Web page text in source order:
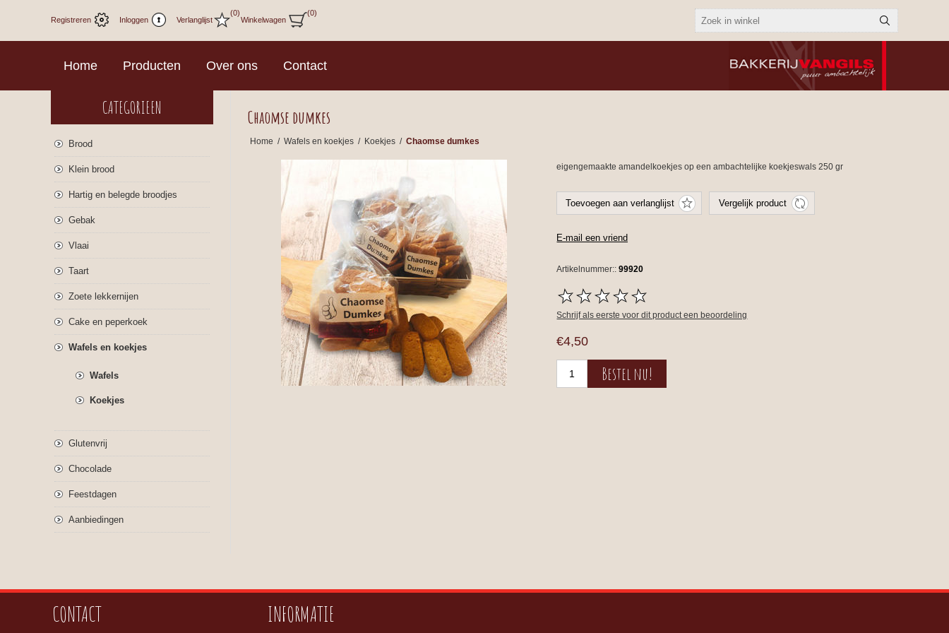
Registreren Inloggen Verlanglijst
(0)
Winkelwagen
(0)
Home Producten Over ons Contact
Chaomse dumkes
Home / Wafels en koekjes / Koekjes / Chaomse dumkes
eigengemaakte amandelkoekjes op een ambachtelijke koekjeswals 250 gr
Artikelnummer:: 99920
Schrijf als eerste voor dit product een beoordeling
€4,50
CATEGORIEEN
Brood
Klein brood
Hartig en belegde broodjes
Gebak
Vlaai
Taart
Zoete lekkernijen
Cake en peperkoek
Wafels en koekjes
Wafels
Koekjes
Glutenvrij
Chocolade
Feestdagen
Aanbiedingen
CONTACT INFORMATIE